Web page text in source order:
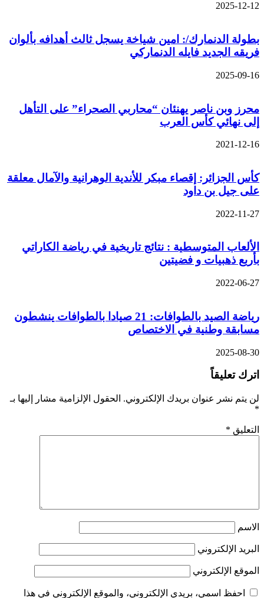
2025-12-12
بطولة الدنمارك/: امين شياخة يسجل ثالث أهدافه بألوان
فريقه الجديد فايله الدنماركي
2025-09-16
محرز وبن ناصر يهنئان “محاربي الصحراء” على التأهل
إلى نهائي كأس العرب
2021-12-16
كأس الجزائر: إقصاء مبكر للأندية الوهرانية والآمال معلقة
على جيل بن داود
2022-11-27
الألعاب المتوسطية : نتائج تاريخية في رياضة الكاراتي
بأربع ذهبيات و فضيتين
2022-06-27
رياضة الصيد بالطوافات: 21 صيادا بالطوافات ينشطون
مسابقة وطنية في الاختصاص
2025-08-30
اترك تعليقاً
لن يتم نشر عنوان بريدك الإلكتروني. الحقول الإلزامية مشار إليها بـ
*
التعليق *
الاسم
البريد الإلكتروني
الموقع الإلكتروني
احفظ اسمي، بريدي الإلكتروني، والموقع الإلكتروني في هذا